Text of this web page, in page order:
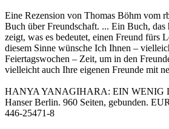
Eine Rezension von Thomas Böhm vom
Buch über Freundschaft. ... Ein Buch, das
zeigt, was es bedeutet, einen Freund fürs
diesem Sinne wünsche Ich Ihnen –
Feiertagswochen – Zeit, um in den
vielleicht auch Ihre eigenen Freunde mit
HANYA YANAGIHARA: EIN WENIG
Hanser Berlin. 960 Seiten, gebunden.
446-25471-8